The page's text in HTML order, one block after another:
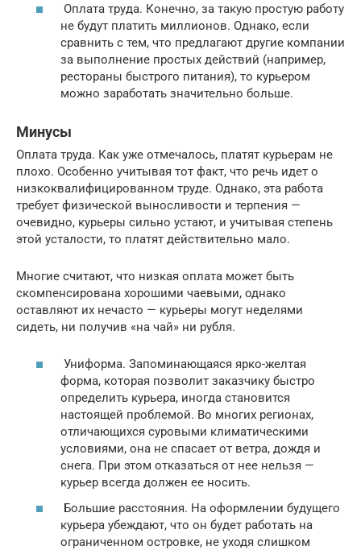
Оплата труда. Конечно, за такую простую работу
не будут платить миллионов. Однако, если
сравнить с тем, что предлагают другие компании
за выполнение простых действий (например,
рестораны быстрого питания), то курьером
можно заработать значительно больше.
Минусы
Оплата труда. Как уже отмечалось, платят курьерам не
плохо. Особенно учитывая тот факт, что речь идет о
низкоквалифицированном труде. Однако, эта работа
требует физической выносливости и терпения —
очевидно, курьеры сильно устают, и учитывая степень
этой усталости, то платят действительно мало.
Многие считают, что низкая оплата может быть
скомпенсирована хорошими чаевыми, однако
оставляют их нечасто — курьеры могут неделями
сидеть, ни получив «на чай» ни рубля.
Униформа. Запоминающаяся ярко-желтая
форма, которая позволит заказчику быстро
определить курьера, иногда становится
настоящей проблемой. Во многих регионах,
отличающихся суровыми климатическими
условиями, она не спасает от ветра, дождя и
снега. При этом отказаться от нее нельзя —
курьер всегда должен ее носить.
Большие расстояния. На оформлении будущего
курьера убеждают, что он будет работать на
ограниченном островке, не уходя слишком